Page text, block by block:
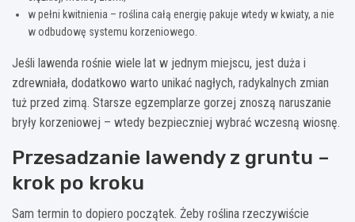
w pełni kwitnienia – roślina całą energię pakuje wtedy w kwiaty, a nie
w odbudowę systemu korzeniowego.
Jeśli lawenda rośnie wiele lat w jednym miejscu, jest duża i
zdrewniała, dodatkowo warto unikać nagłych, radykalnych zmian
tuż przed zimą. Starsze egzemplarze gorzej znoszą naruszanie
bryły korzeniowej – wtedy bezpieczniej wybrać wczesną wiosnę.
Przesadzanie lawendy z gruntu –
krok po kroku
Sam termin to dopiero początek. Żeby roślina rzeczywiście